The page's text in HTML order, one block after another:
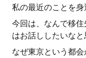
私の最近のことを身
今回は、なんで移
はお話ししたいなと
なぜ東京という都